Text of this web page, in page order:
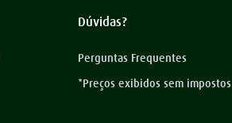
Dúvidas?
Perguntas Frequentes
*Preços exibidos sem impostos